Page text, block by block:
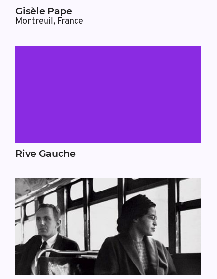
Gisèle Pape
Montreuil, France
Rive Gauche